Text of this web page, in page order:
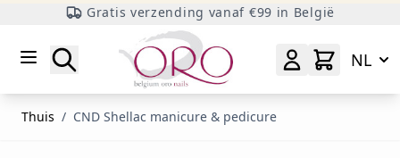
Gratis verzending vanaf €99 in België
Zoeken
NL
Thuis / CND Shellac manicure & pedicure